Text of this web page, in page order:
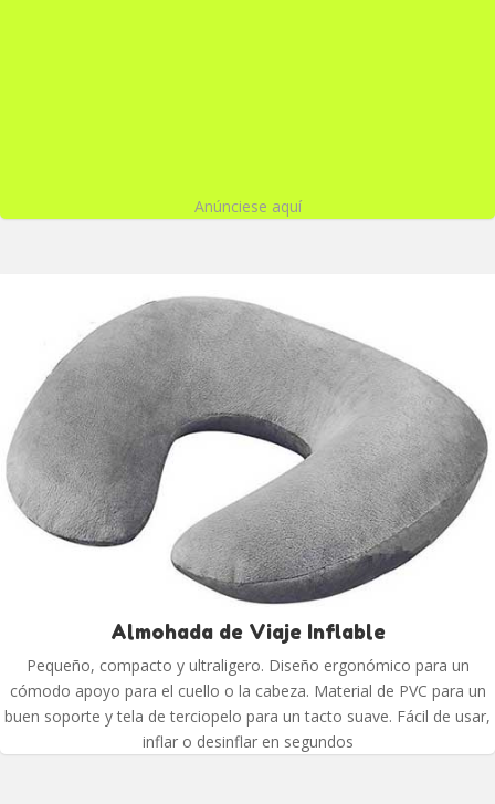
Anúnciese aquí
Almohada de Viaje Inflable
Pequeño, compacto y ultraligero. Diseño ergonómico para un
cómodo apoyo para el cuello o la cabeza. Material de PVC para un
buen soporte y tela de terciopelo para un tacto suave. Fácil de usar,
inflar o desinflar en segundos